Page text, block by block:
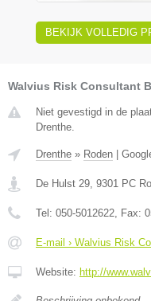
BEKIJK VOLLEDIG
Walvius Risk Consultant
Niet gevestigd in de
Drenthe.
Drenthe » Roden
De Hulst 29, 9301 PC
Tel: 050-5012622, Fax:
E-mail › Walvius Risk
Website: http://